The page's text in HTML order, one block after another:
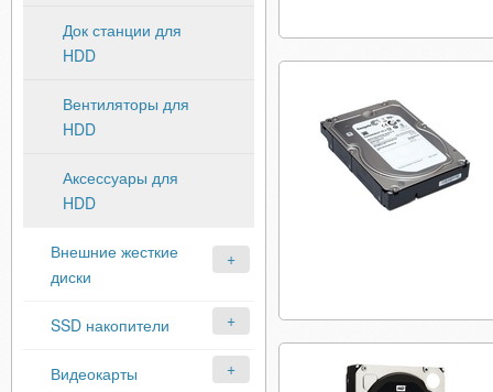
Док станции для
HDD
Вентиляторы для
HDD
Аксессуары для
HDD
Внешние жесткие
диски
SSD накопители
Видеокарты